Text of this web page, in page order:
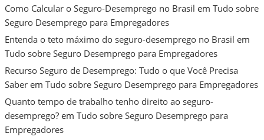
Como Calcular o Seguro-Desemprego no Brasil em Tudo sobre
Seguro Desemprego para Empregadores
Entenda o teto máximo do seguro-desemprego no Brasil em
Tudo sobre Seguro Desemprego para Empregadores
Recurso Seguro de Desemprego: Tudo o que Você Precisa
Saber em Tudo sobre Seguro Desemprego para Empregadores
Quanto tempo de trabalho tenho direito ao seguro-
desemprego? em Tudo sobre Seguro Desemprego para
Empregadores